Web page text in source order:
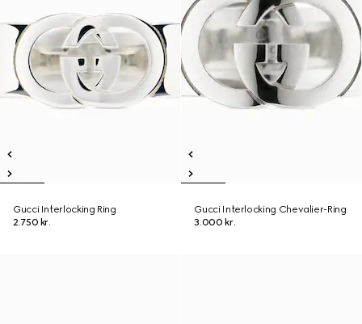
Gucci Interlocking Ring
2.750 kr.
Gucci Interlocking Chevalier-Ring
3.000 kr.